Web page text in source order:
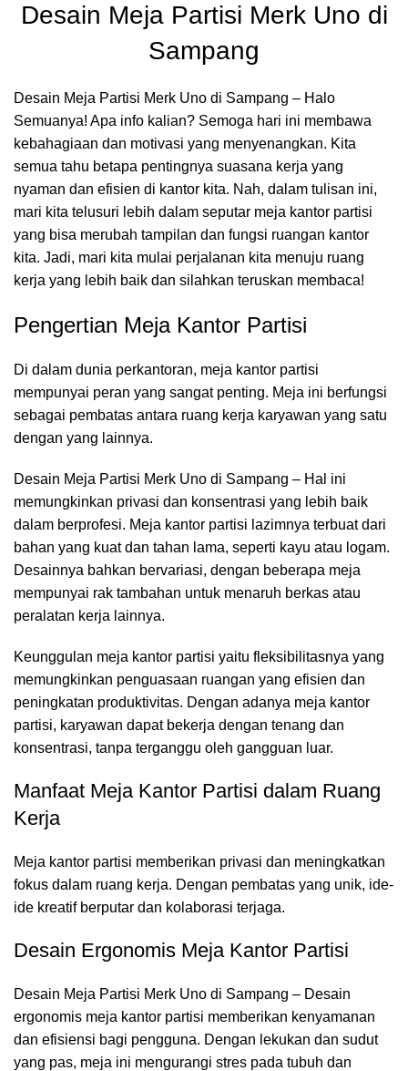
Desain Meja Partisi Merk Uno di
Sampang
Desain Meja Partisi Merk Uno di Sampang – Halo
Semuanya! Apa info kalian? Semoga hari ini membawa
kebahagiaan dan motivasi yang menyenangkan. Kita
semua tahu betapa pentingnya suasana kerja yang
nyaman dan efisien di kantor kita. Nah, dalam tulisan ini,
mari kita telusuri lebih dalam seputar meja kantor partisi
yang bisa merubah tampilan dan fungsi ruangan kantor
kita. Jadi, mari kita mulai perjalanan kita menuju ruang
kerja yang lebih baik dan silahkan teruskan membaca!
Pengertian Meja Kantor Partisi
Di dalam dunia perkantoran, meja kantor partisi
mempunyai peran yang sangat penting. Meja ini berfungsi
sebagai pembatas antara ruang kerja karyawan yang satu
dengan yang lainnya.
Desain Meja Partisi Merk Uno di Sampang – Hal ini
memungkinkan privasi dan konsentrasi yang lebih baik
dalam berprofesi. Meja kantor partisi lazimnya terbuat dari
bahan yang kuat dan tahan lama, seperti kayu atau logam.
Desainnya bahkan bervariasi, dengan beberapa meja
mempunyai rak tambahan untuk menaruh berkas atau
peralatan kerja lainnya.
Keunggulan meja kantor partisi yaitu fleksibilitasnya yang
memungkinkan penguasaan ruangan yang efisien dan
peningkatan produktivitas. Dengan adanya meja kantor
partisi, karyawan dapat bekerja dengan tenang dan
konsentrasi, tanpa terganggu oleh gangguan luar.
Manfaat Meja Kantor Partisi dalam Ruang
Kerja
Meja kantor partisi memberikan privasi dan meningkatkan
fokus dalam ruang kerja. Dengan pembatas yang unik, ide-
ide kreatif berputar dan kolaborasi terjaga.
Desain Ergonomis Meja Kantor Partisi
Desain Meja Partisi Merk Uno di Sampang – Desain
ergonomis meja kantor partisi memberikan kenyamanan
dan efisiensi bagi pengguna. Dengan lekukan dan sudut
yang pas, meja ini mengurangi stres pada tubuh dan